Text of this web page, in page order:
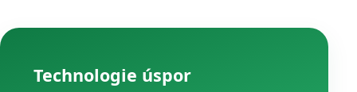
Technologie úspor